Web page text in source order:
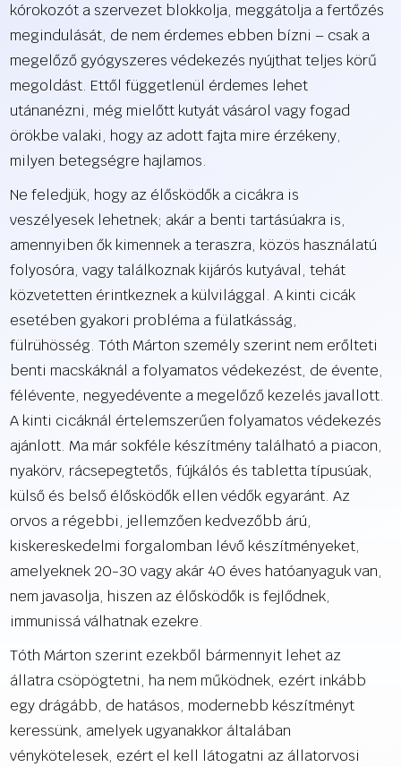
kórokozót a szervezet blokkolja, meggátolja a fertőzés
megindulását, de nem érdemes ebben bízni – csak a
megelőző gyógyszeres védekezés nyújthat teljes körű
megoldást. Ettől függetlenül érdemes lehet
utánanézni, még mielőtt kutyát vásárol vagy fogad
örökbe valaki, hogy az adott fajta mire érzékeny,
milyen betegségre hajlamos.
Ne feledjük, hogy az élősködők a cicákra is
veszélyesek lehetnek; akár a benti tartásúakra is,
amennyiben ők kimennek a teraszra, közös használatú
folyosóra, vagy találkoznak kijárós kutyával, tehát
közvetetten érintkeznek a külvilággal. A kinti cicák
esetében gyakori probléma a fülatkásság,
fülrühösség. Tóth Márton személy szerint nem erőlteti
benti macskáknál a folyamatos védekezést, de évente,
félévente, negyedévente a megelőző kezelés javallott.
A kinti cicáknál értelemszerűen folyamatos védekezés
ajánlott. Ma már sokféle készítmény található a piacon,
nyakörv, rácsepegtetős, fújkálós és tabletta típusúak,
külső és belső élősködők ellen védők egyaránt. Az
orvos a régebbi, jellemzően kedvezőbb árú,
kiskereskedelmi forgalomban lévő készítményeket,
amelyeknek 20-30 vagy akár 40 éves hatóanyaguk van,
nem javasolja, hiszen az élősködők is fejlődnek,
immunissá válhatnak ezekre.
Tóth Márton szerint ezekből bármennyit lehet az
állatra csöpögtetni, ha nem működnek, ezért inkább
egy drágább, de hatásos, modernebb készítményt
keressünk, amelyek ugyanakkor általában
vénykötelesek, ezért el kell látogatni az állatorvosi